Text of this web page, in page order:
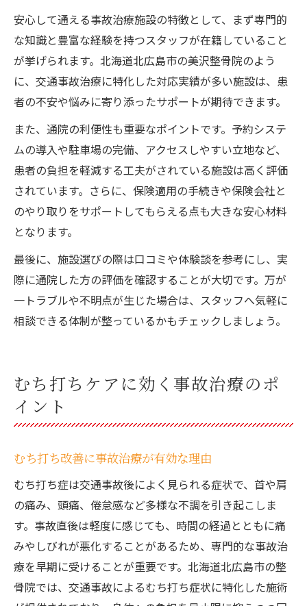
安心して通える事故治療施設の特徴として、まず専門的
な知識と豊富な経験を持つスタッフが在籍していること
が挙げられます。北海道北広島市の美沢整骨院のよう
に、交通事故治療に特化した対応実績が多い施設は、患
者の不安や悩みに寄り添ったサポートが期待できます。
また、通院の利便性も重要なポイントです。予約システ
ムの導入や駐車場の完備、アクセスしやすい立地など、
患者の負担を軽減する工夫がされている施設は高く評価
されています。さらに、保険適用の手続きや保険会社と
のやり取りをサポートしてもらえる点も大きな安心材料
となります。
最後に、施設選びの際は口コミや体験談を参考にし、実
際に通院した方の評価を確認することが大切です。万が
一トラブルや不明点が生じた場合は、スタッフへ気軽に
相談できる体制が整っているかもチェックしましょう。
むち打ちケアに効く事故治療のポ
イント
むち打ち改善に事故治療が有効な理由
むち打ち症は交通事故後によく見られる症状で、首や肩
の痛み、頭痛、倦怠感など多様な不調を引き起こしま
す。事故直後は軽度に感じても、時間の経過とともに痛
みやしびれが悪化することがあるため、専門的な事故治
療を早期に受けることが重要です。北海道北広島市の整
骨院では、交通事故によるむち打ち症状に特化した施術